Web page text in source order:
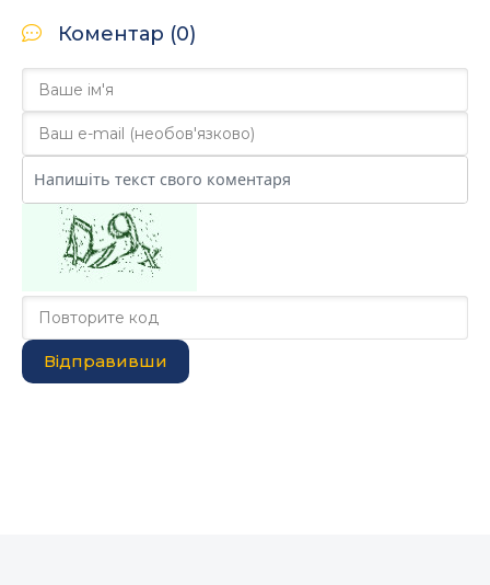
Коментар (0)
Відправивши